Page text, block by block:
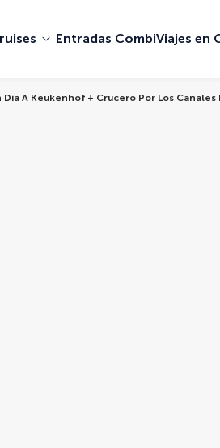
Entradas CombiViajes en
Día A Keukenhof + Crucero Por Los